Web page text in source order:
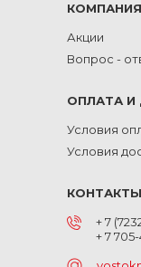
КОМПАНИЯ
Акции
Вопрос -
ОПЛАТА И
Условия
Условия
КОНТАКТЫ
+ 7
+ 7